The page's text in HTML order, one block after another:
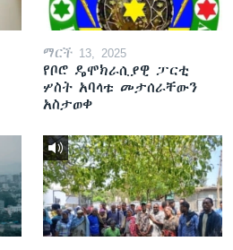
ማርች 13, 2025
የቦሮ ዴሞክራሲያዊ ፓርቲ
ሦስት አባላቱ መታሰራቸውን
አስታወቀ